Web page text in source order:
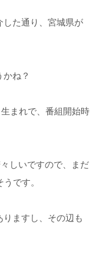
した通り、宮城県が
ね？
まれで、番組開始時
しいですので、まだ
です。
ますし、その辺も